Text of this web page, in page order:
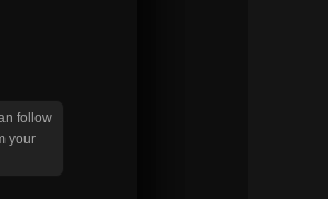
follow
your